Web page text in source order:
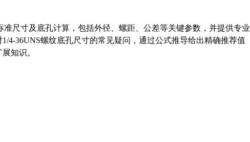
准尺寸及底孔计算，包括外径、螺距、公差等关键参数，并提供专业
4-36UNS螺纹底孔尺寸的常见疑问，通过公式推导给出精确推荐值
知识。